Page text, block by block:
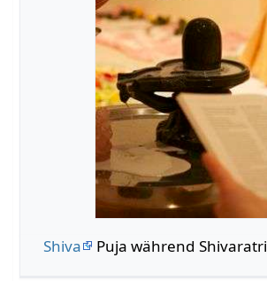
Shiva Puja während Shivaratri